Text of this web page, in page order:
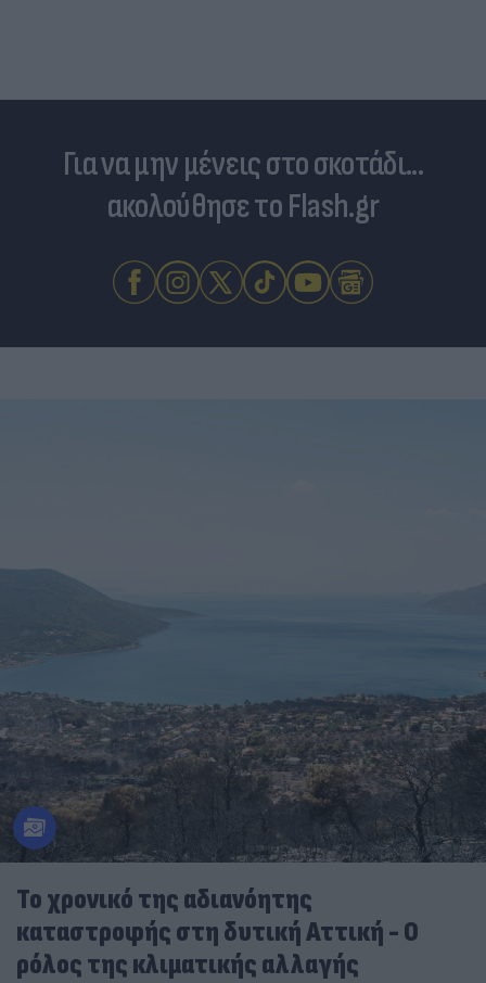
Για να μην μένεις στο σκοτάδι...
ακολούθησε το Flash.gr
Το χρονικό της αδιανόητης
καταστροφής στη δυτική Αττική - Ο
ρόλος της κλιματικής αλλαγής